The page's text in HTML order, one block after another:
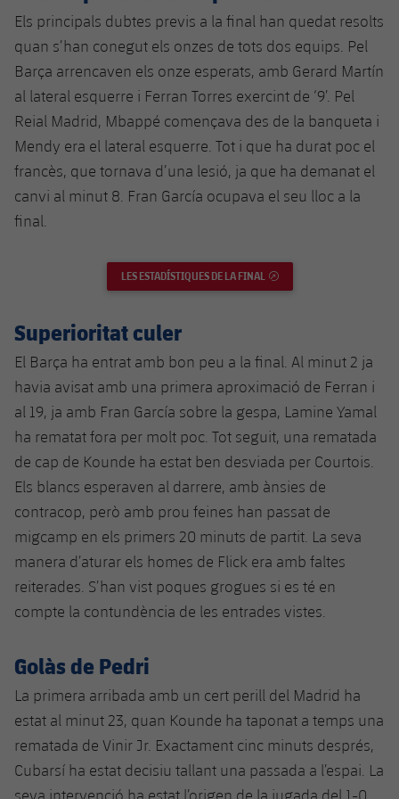
Jugadors
Fotos
Història
Palmarès
Classificació
Juvenil
Infantil
Aleví
Notícies
Atletisme
plusicon
més
Actualitat
Masculí
Femení
Bàsquet en cadira de rodes
plusicon
més
Actualitat
Jugadors
Resultats
Hockey gel
plusicon
Actualitat
Calendari
Classificació
Hoquei herba
plusicon
més
Hockey Herba Masculí
Actualitat
Plantilla
Agenda
Escola de Patinatge
Rugby
plusicon
més
Actualitat
Jugadors
Calendari
Resultats
Classificació
Fotos
plusicon
més
Notícies
Voleibol masculí
Voleibol femení
plusicon
més
Apunta't a les amateurs
Carnet de l'Esportista Amateur
PLUSICON
MÉS
League of Legends
VALORANT Rising
VALORANT Game Changers
Els principals dubtes previs a la final han quedat resolts
quan s’han conegut els onzes de tots dos equips. Pel
Barça arrencaven els onze esperats, amb Gerard Martín
al lateral esquerre i Ferran Torres exercint de ‘9’. Pel
Reial Madrid, Mbappé començava des de la banqueta i
Mendy era el lateral esquerre. Tot i que ha durat poc el
francès, que tornava d’una lesió, ja que ha demanat el
canvi al minut 8. Fran García ocupava el seu lloc a la
final.
LES ESTADÍSTIQUES DE LA FINAL ENLLAÇ EXTERN
Superioritat culer
El Barça ha entrat amb bon peu a la final. Al minut 2 ja
havia avisat amb una primera aproximació de Ferran i
al 19, ja amb Fran García sobre la gespa, Lamine Yamal
ha rematat fora per molt poc. Tot seguit, una rematada
de cap de Kounde ha estat ben desviada per Courtois.
Els blancs esperaven al darrere, amb ànsies de
contracop, però amb prou feines han passat de
migcamp en els primers 20 minuts de partit. La seva
manera d’aturar els homes de Flick era amb faltes
reiterades. S’han vist poques grogues si es té en
compte la contundència de les entrades vistes.
Golàs de Pedri
La primera arribada amb un cert perill del Madrid ha
estat al minut 23, quan Kounde ha taponat a temps una
rematada de Vinir Jr. Exactament cinc minuts després,
Cubarsí ha estat decisiu tallant una passada a l’espai. La
seva intervenció ha estat l’origen de la jugada del 1-0,